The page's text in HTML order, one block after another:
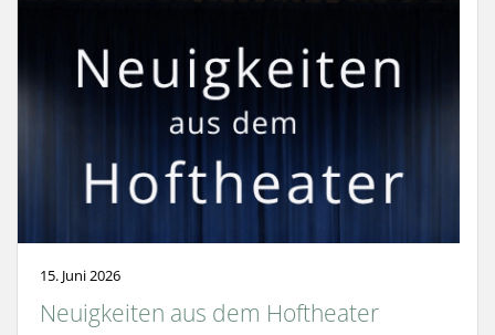
15. Juni 2026
Neuigkeiten aus dem Hoftheater